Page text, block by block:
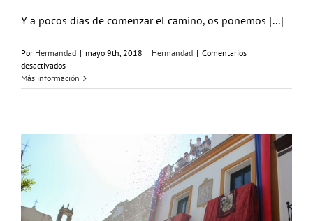
Y a pocos días de comenzar el camino, os ponemos [...]
Por Hermandad | mayo 9th, 2018 | Hermandad | Comentarios
desactivadosen
PREGÓN
DE
Más información